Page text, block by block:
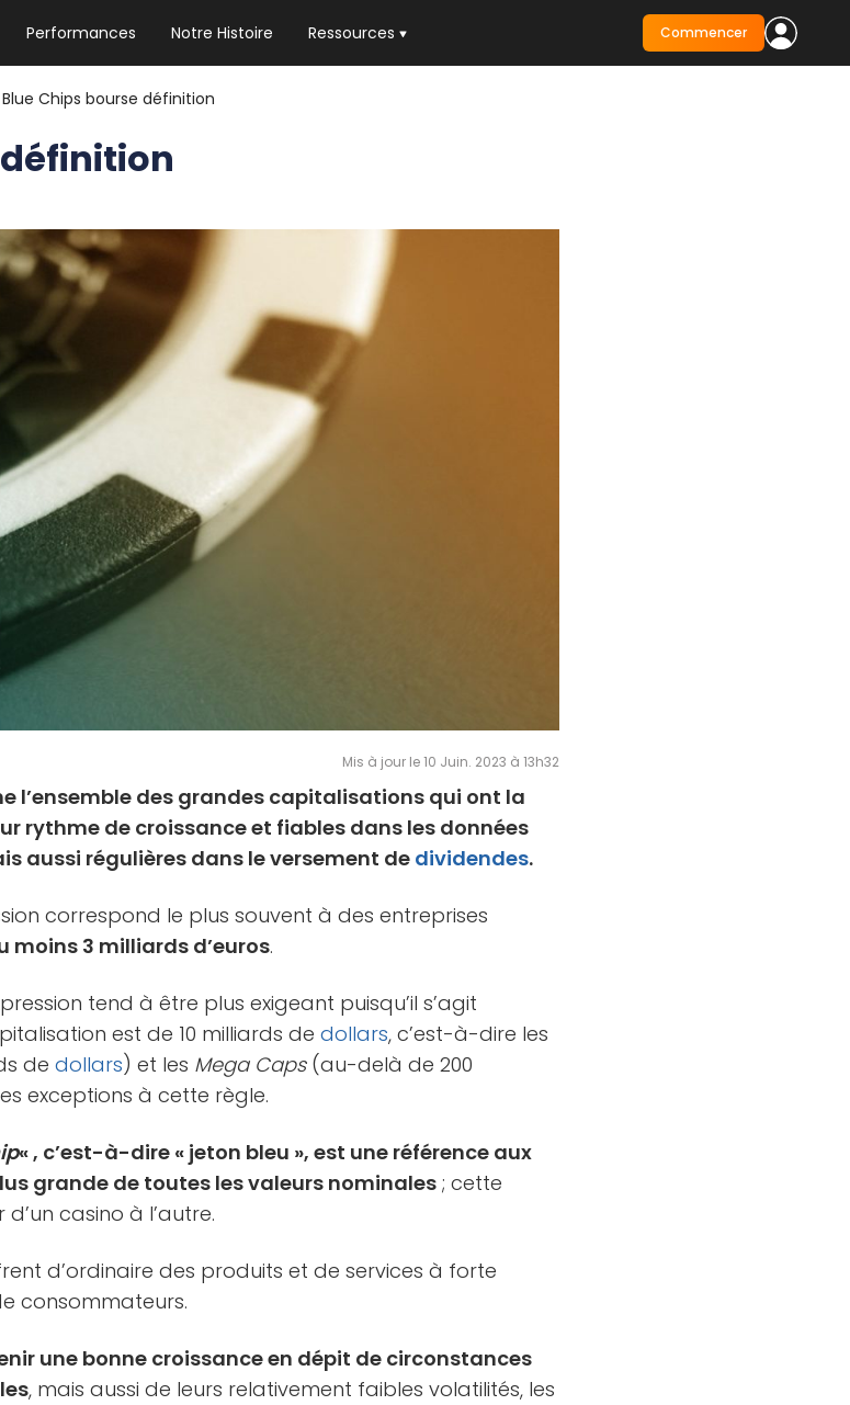
Performances Notre Histoire Ressources
NEWSLETTER HEBDO
Les news crypto dont vous avez besoin
Le guide ultime pour débuter dans les
cryptomonnaies
Commencer
Blue Chips bourse définition
Mis à jour le 10 Juin. 2023 à 13h32
l’ensemble des grandes capitalisations qui ont la
rythme de croissance et fiables dans les données
aussi régulières dans le versement de dividendes.
correspond le plus souvent à des entreprises
moins 3 milliards d’euros.
tend à être plus exigeant puisqu’il s’agit
est de 10 milliards dedollars, c’est-à-dire les
dedollars) et les Mega Caps(au-delà de 200
exceptions à cette règle.
« , c’est-à-dire « jeton bleu », est une référence aux
grande de toutes les valeurs nominales ; cette
casino à l’autre.
d’ordinaire des produits et de services à forte
consommateurs.
une bonne croissance en dépit de circonstances
, mais aussi de leurs relativement faibles volatilités, les